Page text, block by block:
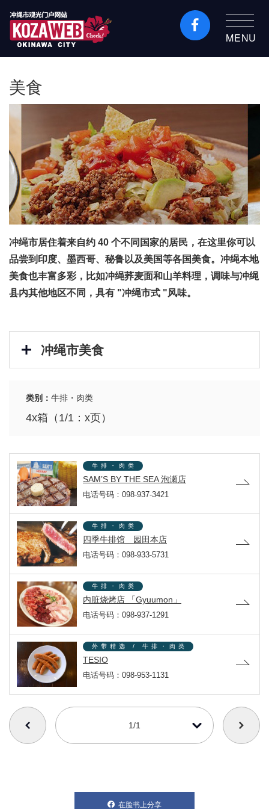
冲绳市旅游门户网站
MENU
美食
冲绳市居住着来自约 40 个不同国家的居民，在这里你可以
品尝到印度、墨西哥、秘鲁以及美国等各国美食。冲绳本地
美食也丰富多彩，比如冲绳荞麦面和山羊料理，调味与冲绳
县内其他地区不同，具有 "冲绳市式 "风味。
冲绳市美食
类别： 牛排・肉类
4x箱（1/1：x页）
牛排・肉类
SAM’S BY THE SEA 泡瀬店
电话号码：098-937-3421
牛排・肉类
四季牛排馆 园田本店
电话号码：098-933-5731
牛排・肉类
内脏烧烤店 「Gyuumon」
电话号码：098-937-1291
外带精选 / 牛排・肉类
TESIO
电话号码：098-953-1131
番号を選択すると自動的に選択された番号のページへリンクします
1/1
在脸书上分享